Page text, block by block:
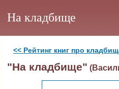
На кладбище
<< Рейтинг книг про
"На кладбище"